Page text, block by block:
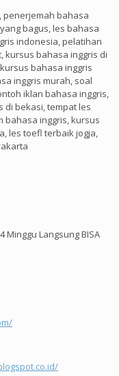
penerjemah bahasa
bagus, les bahasa
indonesia, pelatihan
kursus bahasa inggris di
bahasa inggris
inggris murah, soal
iklan bahasa inggris,
di bekasi, tempat les
bahasa inggris, kursus
les toefl terbaik jogja,
Minggu Langsung BISA